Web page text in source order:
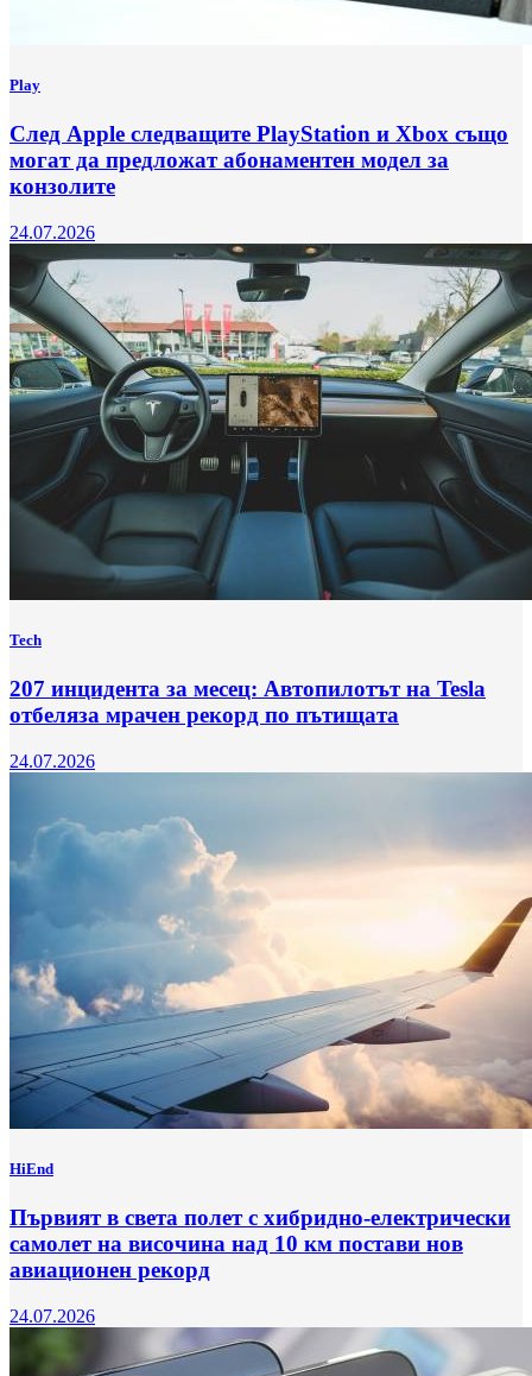
Play
След Apple следващите PlayStation и Xbox също
могат да предложат абонаментен модел за
конзолите
24.07.2026
Tech
207 инцидента за месец: Автопилотът на Tesla
отбеляза мрачен рекорд по пътищата
24.07.2026
HiEnd
Първият в света полет с хибридно-електрически
самолет на височина над 10 км постави нов
авиационен рекорд
24.07.2026